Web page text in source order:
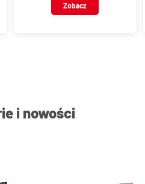
Zobacz
i nowości